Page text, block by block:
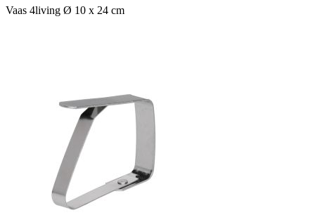
Vaas 4living Ø 10 x 24 cm